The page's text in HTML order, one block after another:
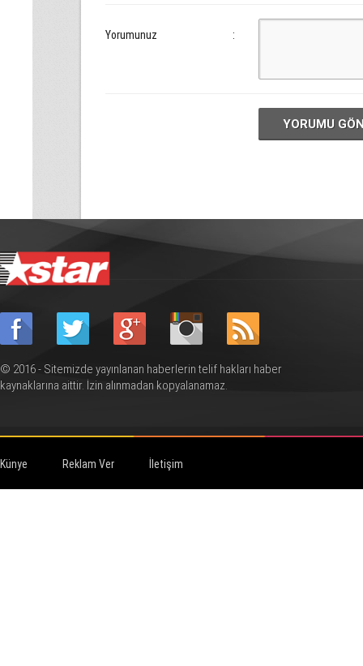
Yorumunuz :
YORUMU
© 2016 - Sitemizde yayınlanan haberlerin telif hakları haber
kaynaklarına aittir. İzin alınmadan kopyalanamaz.
Künye Reklam Ver İletişim